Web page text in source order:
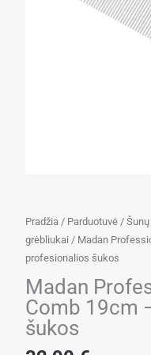
Pradžia / Parduotuvė /
grėbliukai / Madan
profesionalios šukos
Madan
Comb 19cm
šukos